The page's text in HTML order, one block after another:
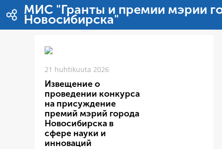
Hyppää sisältöön
МИС "Гранты и премии мэрии
Новосибирска"
21 huhtikuuta 2026
Извещение о
проведении конкурса
на присуждение
премий мэрий города
Новосибирска в
сфере науки и
инноваций